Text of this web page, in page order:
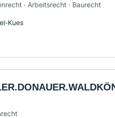
· Arbeitsrecht · Baurecht
Kues